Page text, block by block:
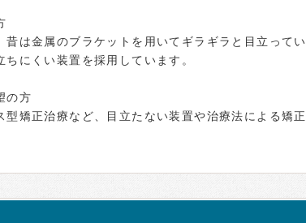
昔は金属のブラケットを用いてギラギラと目立ってい
にくい装置を採用しています。
の方
型矯正治療など、目立たない装置や治療法による矯正